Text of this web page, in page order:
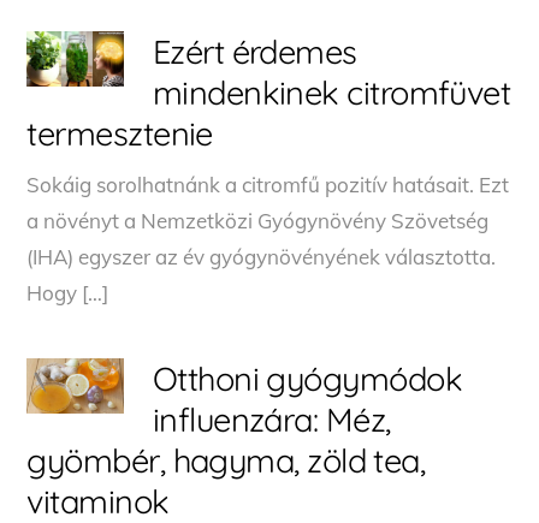
Ezért érdemes
mindenkinek citromfüvet
termesztenie
Sokáig sorolhatnánk a citromfű pozitív hatásait. Ezt
a növényt a Nemzetközi Gyógynövény Szövetség
(IHA) egyszer az év gyógynövényének választotta.
Hogy […]
Otthoni gyógymódok
influenzára: Méz,
gyömbér, hagyma, zöld tea,
vitaminok